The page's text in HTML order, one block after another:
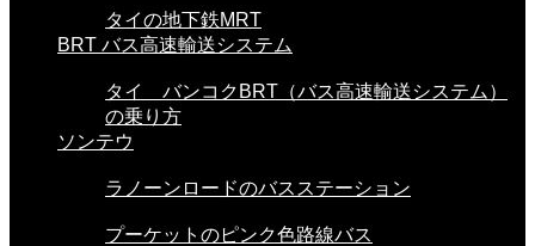
タイの地下鉄MRT
BRT バス高速輸送システム
タイ バンコクBRT（バス高速輸送システム）
の乗り方
ソンテウ
ラノーンロードのバスステーション
プーケットのピンク色路線バス